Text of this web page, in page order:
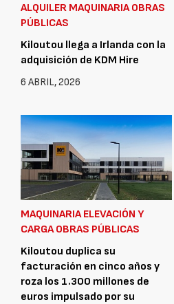
ALQUILER MAQUINARIA OBRAS
PÚBLICAS
Kiloutou llega a Irlanda con la
adquisición de KDM Hire
6 ABRIL, 2026
MAQUINARIA ELEVACIÓN Y
CARGA OBRAS PÚBLICAS
Kiloutou duplica su
facturación en cinco años y
roza los 1.300 millones de
euros impulsado por su